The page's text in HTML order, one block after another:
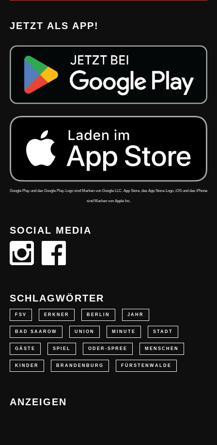
JETZT ALS APP!
Google Play und das Google Play-Logo sind Marken von Google LLC. App Store, das App Store-Logo, iOS und das iPhone
sind Marken von Apple Inc.
SOCIAL MEDIA
SCHLAGWÖRTER
FSV ERKNER BERLIN JAHR
BAD SAAROW UNION MINUTE STADT
GÄSTE SPIEL ODER-SPREE MENSCHEN
KINDER BRANDENBURG FÜRSTENWALDE
ANZEIGEN